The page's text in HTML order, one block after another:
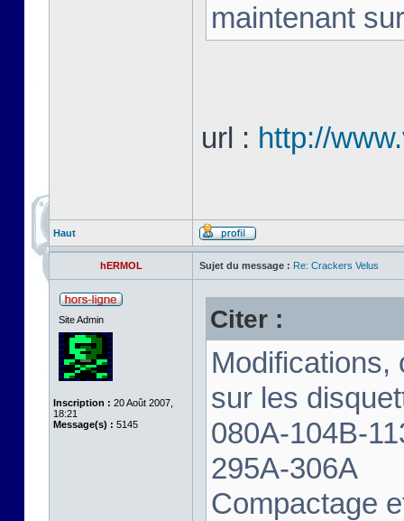
maintenant
url : http://
Haut
hERMOL Sujet du message : Re: Crackers Velus
Site Admin
Inscription : 20 Août 2007,
18:21
Message(s) : 5145
Citer :
Modifications,
sur les
080A-104B-
295A-306A
Compactage